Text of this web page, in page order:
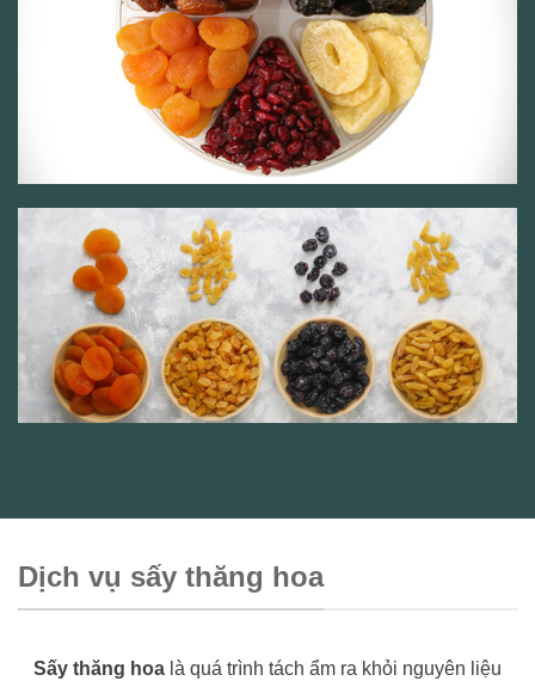
Dịch vụ sấy thăng hoa
Sấy thăng hoa là quá trình tách ẩm ra khỏi nguyên liệu